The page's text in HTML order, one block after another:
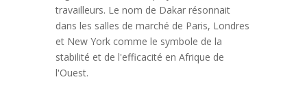
travailleurs. Le nom de Dakar résonnait
dans les salles de marché de Paris, Londres
et New York comme le symbole de la
stabilité et de l'efficacité en Afrique de
l'Ouest.